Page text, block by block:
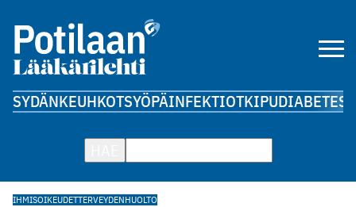
SYDÄNKEUHKOTSYÖPÄINFEKTIOTKIPUDIABETES
IHMISOIKEUDETTERVEYDENHUOLTO